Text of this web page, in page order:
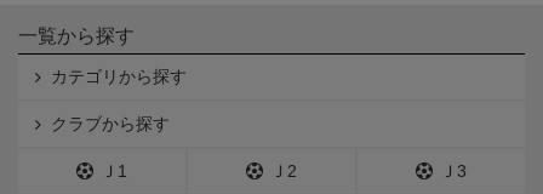
一覧から探す
カテゴリから探す
クラブから探す
Ｊ1 Ｊ2 Ｊ3